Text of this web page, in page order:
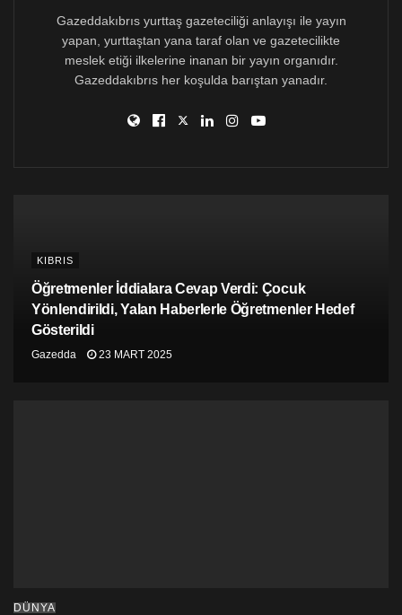
Gazeddakıbrıs yurttaş gazeteciliği anlayışı ile yayın
yapan, yurttaştan yana taraf olan ve gazetecilikte
meslek etiği ilkelerine inanan bir yayın organıdır.
Gazeddakıbrıs her koşulda barıştan yanadır.
KIBRIS
Öğretmenler İddialara Cevap Verdi: Çocuk
Yönlendirildi, Yalan Haberlerle Öğretmenler Hedef
Gösterildi
Gazedda 23 MART 2025
DÜNYA